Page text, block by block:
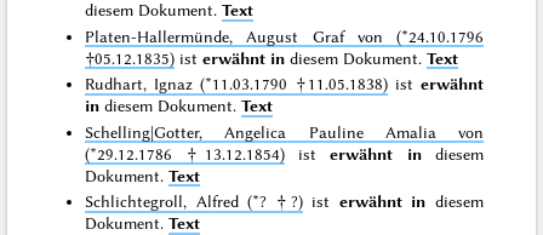
diesem Dokument.Text
Platen-Hallermünde, August Graf von (*24.10.1796
†05.12.1835) isterwähnt in diesem Dokument.Text
Rudhart, Ignaz (*11.03.1790 †11.05.1838)ist erwähnt
in diesem Dokument.Text
Schelling|Gotter, Angelica Pauline Amalia von
(*29.12.1786 †13.12.1854)isterwähnt indiesem
Dokument.Text
Schlichtegroll, Alfred (*? †?)ist erwähnt in diesem
Dokument.Text